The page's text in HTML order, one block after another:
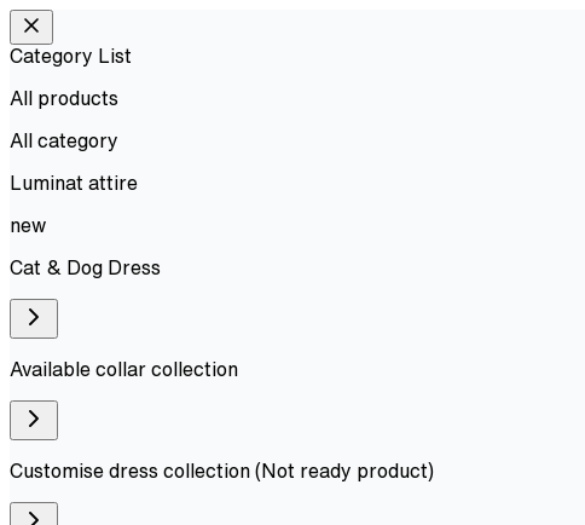
Category List
All products
All category
Luminat attire
new
Cat & Dog Dress
Available collar collection
Customise dress collection (Not ready product)